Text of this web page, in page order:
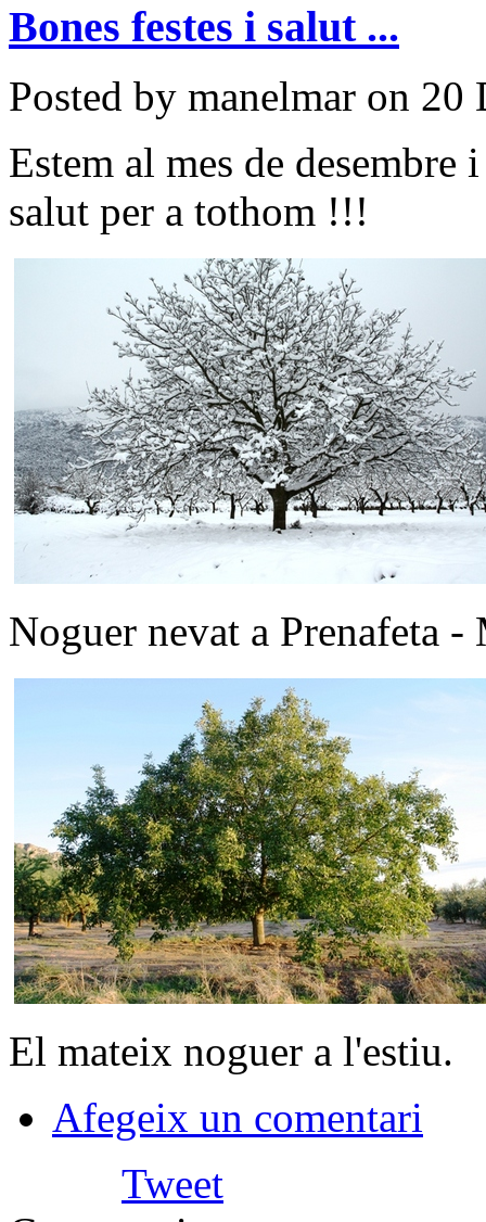
Bones festes i salut ...
Posted by manelmar on 20
Estem al mes de
salut per a tothom !!!
Noguer nevat a Prenafeta -
El mateix noguer a l'estiu.
Afegeix un comentari
Tweet